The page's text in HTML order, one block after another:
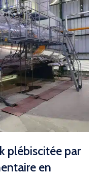
plébiscitée par
en